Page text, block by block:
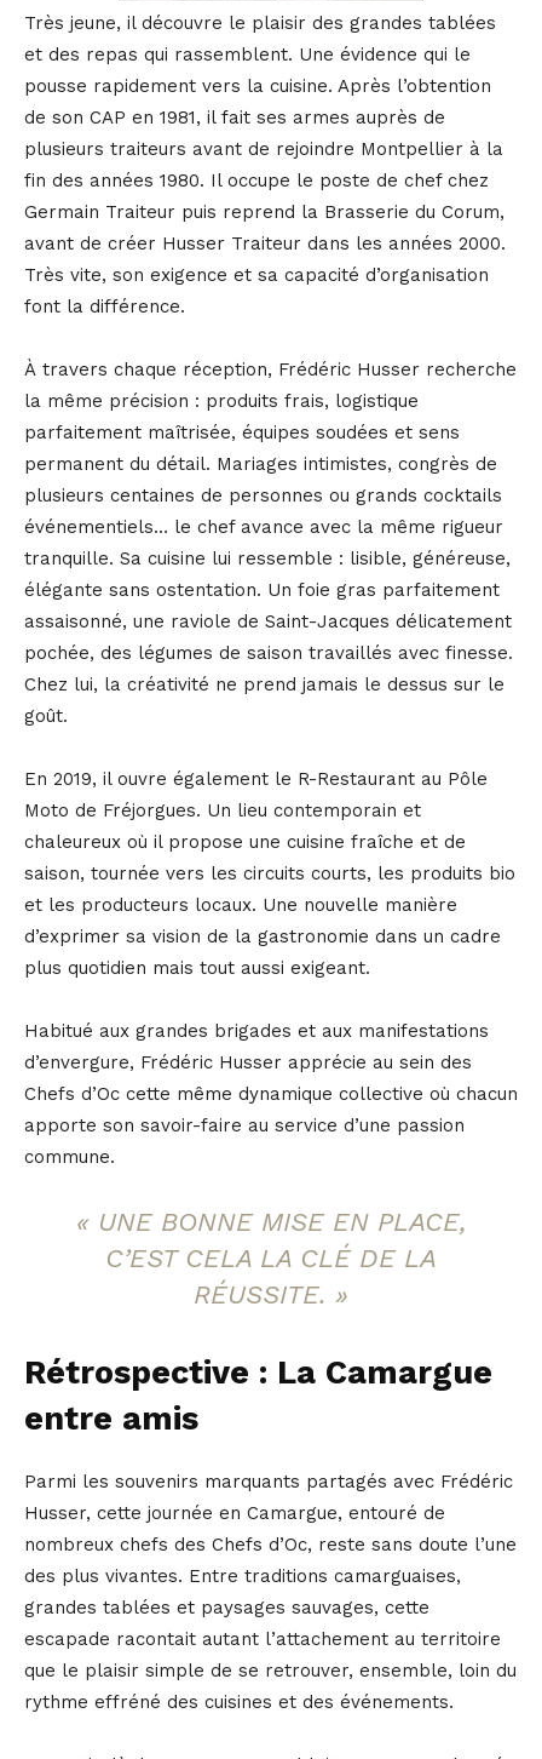
Très jeune, il découvre le plaisir des grandes tablées
et des repas qui rassemblent. Une évidence qui le
pousse rapidement vers la cuisine. Après l’obtention
de son CAP en 1981, il fait ses armes auprès de
plusieurs traiteurs avant de rejoindre Montpellier à la
fin des années 1980. Il occupe le poste de chef chez
Germain Traiteur puis reprend la Brasserie du Corum,
avant de créer Husser Traiteur dans les années 2000.
Très vite, son exigence et sa capacité d’organisation
font la différence.
À travers chaque réception, Frédéric Husser recherche
la même précision : produits frais, logistique
parfaitement maîtrisée, équipes soudées et sens
permanent du détail. Mariages intimistes, congrès de
plusieurs centaines de personnes ou grands cocktails
événementiels… le chef avance avec la même rigueur
tranquille. Sa cuisine lui ressemble : lisible, généreuse,
élégante sans ostentation. Un foie gras parfaitement
assaisonné, une raviole de Saint-Jacques délicatement
pochée, des légumes de saison travaillés avec finesse.
Chez lui, la créativité ne prend jamais le dessus sur le
goût.
En 2019, il ouvre également le R-Restaurant au Pôle
Moto de Fréjorgues. Un lieu contemporain et
chaleureux où il propose une cuisine fraîche et de
saison, tournée vers les circuits courts, les produits bio
et les producteurs locaux. Une nouvelle manière
d’exprimer sa vision de la gastronomie dans un cadre
plus quotidien mais tout aussi exigeant.
Habitué aux grandes brigades et aux manifestations
d’envergure, Frédéric Husser apprécie au sein des
Chefs d’Oc cette même dynamique collective où chacun
apporte son savoir-faire au service d’une passion
commune.
« UNE BONNE MISE EN PLACE,
C’EST CELA LA CLÉ DE LA
RÉUSSITE. »
Rétrospective : La Camargue
entre amis
Parmi les souvenirs marquants partagés avec Frédéric
Husser, cette journée en Camargue, entouré de
nombreux chefs des Chefs d’Oc, reste sans doute l’une
des plus vivantes. Entre traditions camarguaises,
grandes tablées et paysages sauvages, cette
escapade racontait autant l’attachement au territoire
que le plaisir simple de se retrouver, ensemble, loin du
rythme effréné des cuisines et des événements.